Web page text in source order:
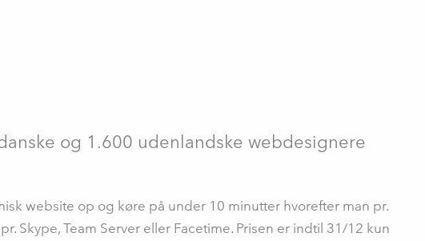
og 1.600 udenlandske webdesignere
website op og køre på under 10 minutter hvorefter man pr.
Skype, Team Server eller Facetime. Prisen er indtil 31/12 kun